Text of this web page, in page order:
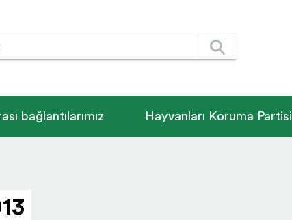
bağlantılarımız Hayvanları Koruma Partisi